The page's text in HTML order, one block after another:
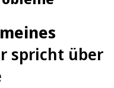
spricht über